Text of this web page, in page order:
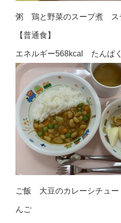
粥 鶏と野菜のスープ煮 ス
【普通食】
エネルギー568kcal たんぱ
ご飯 大豆のカレーシチュ
んご